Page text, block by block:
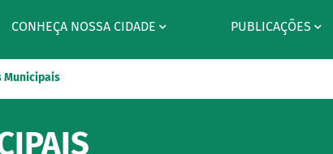
CONHEÇA NOSSA CIDADE PUBLICAÇÕES
Municipais